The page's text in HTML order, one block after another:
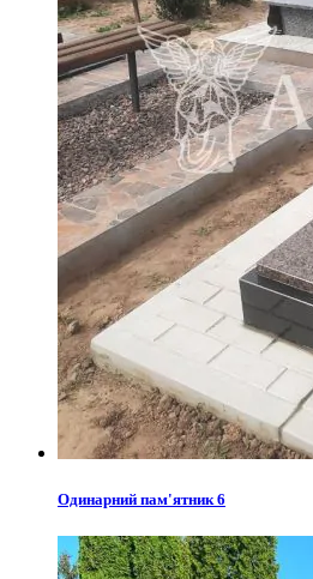
Одинарний пам'ятник 6